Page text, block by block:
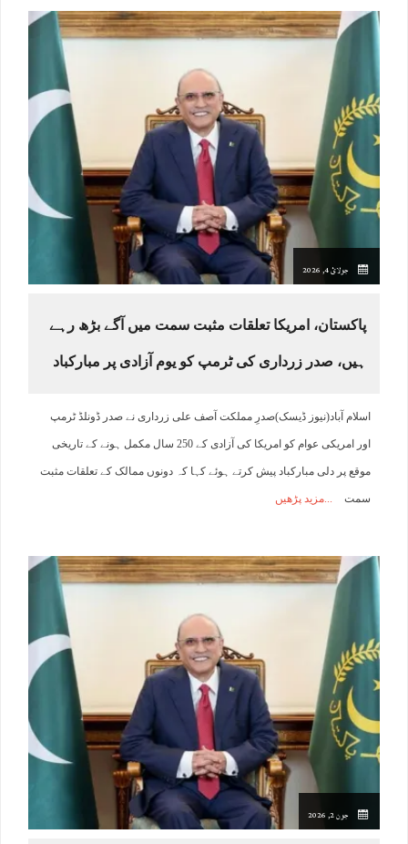
جولائ 4, 2026
پاکستان، امریکا تعلقات مثبت سمت میں آگے بڑھ رہے
ہیں، صدر زرداری کی ٹرمپ کو یوم آزادی پر مبارکباد
اسلام آباد(نیوز ڈیسک)صدرِ مملکت آصف علی زرداری نے صدر ڈونلڈ ٹرمپ
اور امریکی عوام کو امریکا کی آزادی کے 250 سال مکمل ہونے کے تاریخی
موقع پر دلی مبارکباد پیش کرتے ہوئے کہا کہ دونوں ممالک کے تعلقات مثبت
سمت مزید پڑھیں
جون 2, 2026